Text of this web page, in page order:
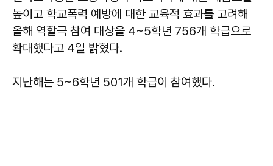
높이고 학교폭력 예방에 대한 교육적 효과를 고려해
올해 역할극 참여 대상을 4~5학년 756개 학급으로
확대했다고 4일 밝혔다.
지난해는 5~6학년 501개 학급이 참여했다.